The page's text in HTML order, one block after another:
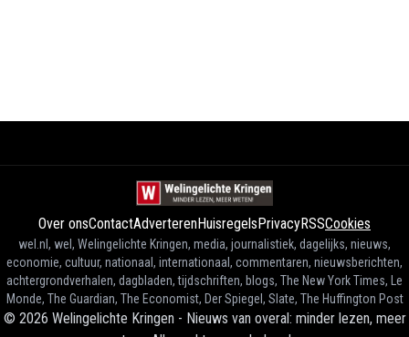
Over onsContactAdverterenHuisregelsPrivacyRSSCookies
wel.nl, wel, Welingelichte Kringen, media, journalistiek, dagelijks, nieuws,
economie, cultuur, nationaal, internationaal, commentaren, nieuwsberichten,
achtergrondverhalen, dagbladen, tijdschriften, blogs, The New York Times, Le
Monde, The Guardian, The Economist, Der Spiegel, Slate, The Huffington Post
© 2026 Welingelichte Kringen - Nieuws van overal: minder lezen, meer